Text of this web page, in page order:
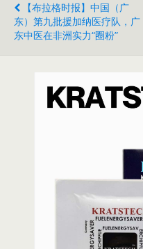
【布拉格时报】中国（广
东）第九批援加纳医疗队，广
东中医在非洲实力“圈粉”